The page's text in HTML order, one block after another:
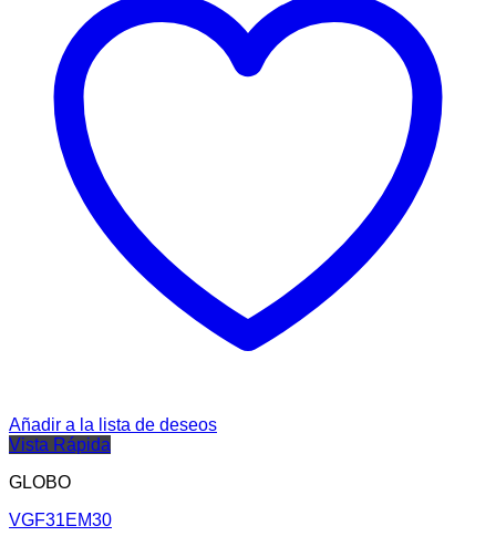
Añadir a la lista de deseos
Vista Rápida
GLOBO
VGF31EM30